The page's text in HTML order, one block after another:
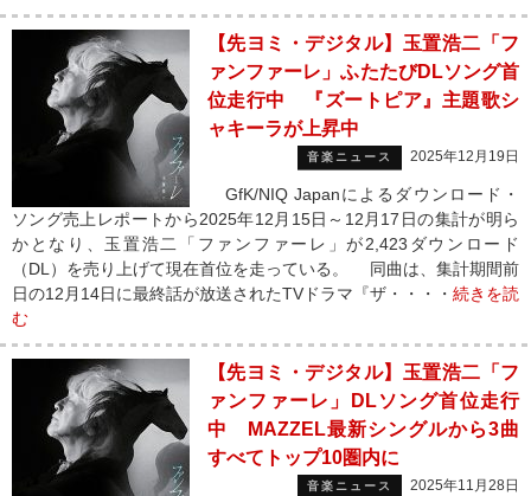
【先ヨミ・デジタル】玉置浩二「フ
ァンファーレ」ふたたびDLソング首
位走行中 『ズートピア』主題歌シ
ャキーラが上昇中
音楽ニュース 2025年12月19日
GfK/NIQ Japanによるダウンロード・
ソング売上レポートから2025年12月15日～12月17日の集計が明ら
かとなり、玉置浩二「ファンファーレ」が2,423ダウンロード
（DL）を売り上げて現在首位を走っている。 同曲は、集計期間前
日の12月14日に最終話が放送されたTVドラマ『ザ・・・・ 続きを読
む
【先ヨミ・デジタル】玉置浩二「フ
ァンファーレ」DLソング首位走行
中 MAZZEL最新シングルから3曲
すべてトップ10圏内に
音楽ニュース 2025年11月28日